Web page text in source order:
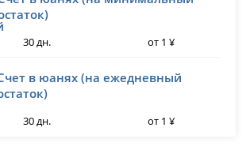
30 дн. от 1 ¥
в юанях (на ежедневный
30 дн. от 1 ¥